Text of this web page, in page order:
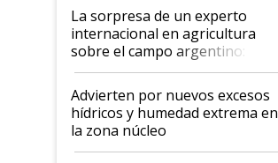
La sorpresa de un experto
internacional en agricultura
sobre el campo argentino:
"Estoy muy impresionado"
Advierten por nuevos excesos
hídricos y humedad extrema en
la zona núcleo